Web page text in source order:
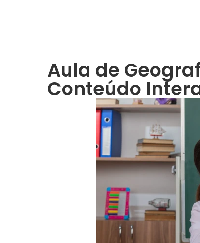
Aula de
Conteúdo